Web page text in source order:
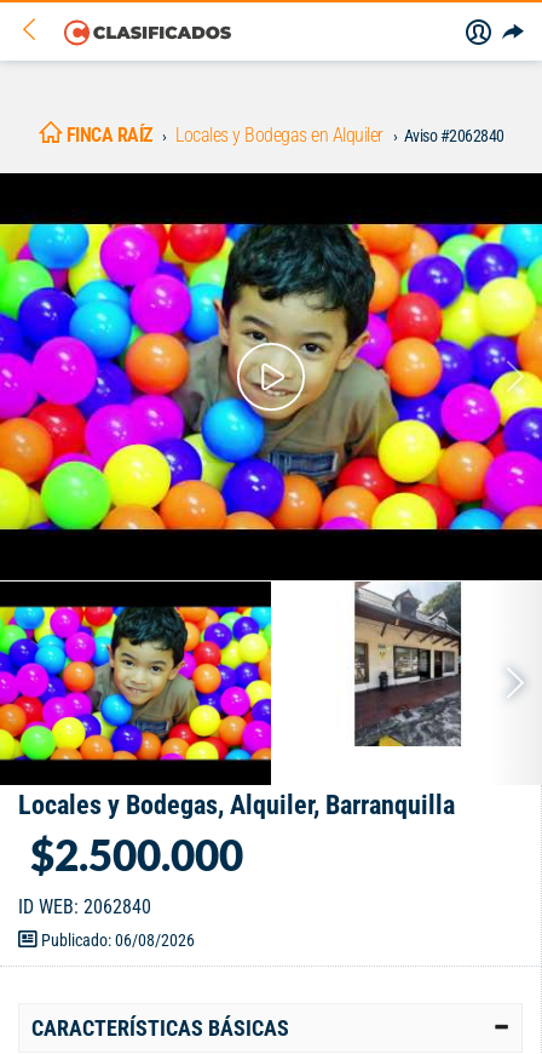
FINCA RAÍZ Locales y Bodegas en Alquiler Aviso #2062840
Locales y Bodegas, Alquiler, Barranquilla
$2.500.000
ID WEB: 2062840
Publicado: 06/08/2026
CARACTERÍSTICAS BÁSICAS